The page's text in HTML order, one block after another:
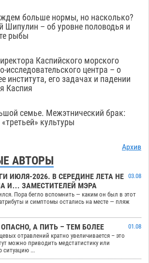
больше нормы, но насколько?
Шипулин – об уровне половодья и
рыбы
Каспийского морского
исследовательского центра – о
института, его задачах и падении
Каспия
семье. Межэтнический брак:
культуры
Архив
АВТОРЫ
ИЮЛЯ-2026. В СЕРЕДИНЕ ЛЕТА НЕ
И… ЗАМЕСТИТЕЛЕЙ МЭРА
03.08
Пора бегло вспомнить — каким он был в этот
и симптомы остались на месте — пляж
А ПИТЬ – ТЕМ БОЛЕЕ
01.08
отравлений кратно увеличивается – это
можно приводить медстатистику или
ситуацию ...